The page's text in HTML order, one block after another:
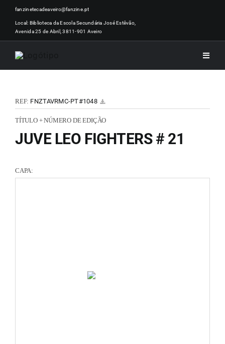
Skip
content
fanzinetecadeaveiro@fanzine.pt
Local: Biblioteca da Escola Secundária José Estêvão,
Avenida 25 de Abril, 3811-901 Aveiro
Toggle
REF: FNZTAVRMC-PT#1048
TÍTULO + NÚMERO DE EDIÇÃO
JUVE LEO FIGHTERS # 21
CAPA: